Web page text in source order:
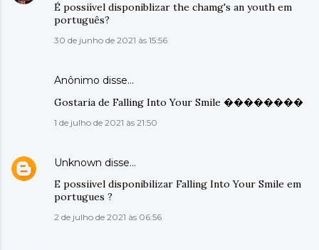
É possiível disponiblizar the chamg's an youth em
português?
30 de junho de 2021 às 15:56
Anônimo disse…
Gostaria de Falling Into Your Smile ��������
1 de julho de 2021 às 21:50
Unknown disse…
E possiivel disponibilizar Falling Into Your Smile em
portugues ?
2 de julho de 2021 às 06:56